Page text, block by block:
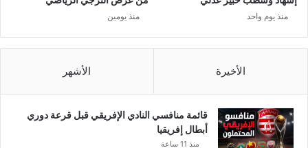
ف
ي
منذ يوم واحد منذ يومين
الأخيرة الأشهر
قائمة منافسي النادي الإفريقي قبل قرعة دوري
أبطال إفريقيا
منذ 11 ساعة